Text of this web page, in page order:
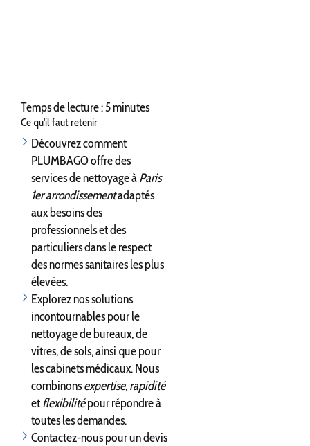
Temps de lecture : 5 minutes
Ce qu'il faut retenir
Découvrez comment
PLUMBAGO offre des
services de nettoyage àParis
1er arrondissementadaptés
aux besoins des
professionnels et des
particuliers dans le respect
des normes sanitaires les plus
élevées.
Explorez nos solutions
incontournables pour le
nettoyage de bureaux, de
vitres, de sols, ainsi que pour
les cabinets médicaux. Nous
combinonsexpertise,rapidité
etflexibilitépour répondre à
toutes les demandes.
Contactez-nous pour un devis